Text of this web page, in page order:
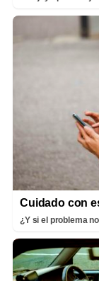
Cuidado con
¿Y si el problema